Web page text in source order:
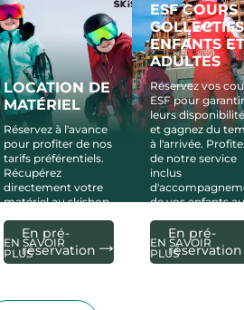
En pré-
réservation
LOCATION DE
MATÉRIEL
Réservez à l'avance
pour profiter de nos
tarifs préférentiels.
Récupérez
directement votre
matériel au skishop
EN SAVOIR
PLUS
En pré-
réservation
ESF COURS
COLLECTIFS
ENFANTS ET
ADULTES
Réservez vos
ESF pour garantir
leurs
et gagnez du
à l'arrivée.
de notre service
inclus
de vos enfants
EN SAVOIR
PLUS